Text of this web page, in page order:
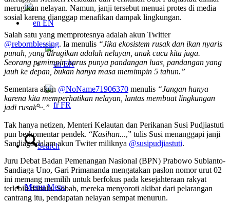
EN
EN
FR
Search
Menu Menu
merugikan nelayan. Namun, janji tersebut menuai protes di media
sosial karena dianggap menafikan dampak lingkungan.
Salah satu yang memprotesnya adalah akun Twitter
@rebornblessing. Ia menulis “Jika ekosistem rusak dan ikan nyaris
punah, yang dirugikan adalah nelayan, anak cucu kita juga.
Seorang pemimpin harus punya pandangan luas, pandangan yang
jauh ke depan, bukan hanya masa memimpin 5 tahun.”
Sementara akun @NoName71906370 menulis “Jangan hanya
karena kita memperhatikan nelayan, lantas membuat lingkungan
jadi rusak ~.”
Tak hanya netizen, Menteri Kelautan dan Perikanan Susi Pudjiastuti
pun berkomentar pendek. “Kasihan...,” tulis Susi menanggapi janji
Sandiaga dalam akun Twiter miliknya @susipudjiastuti.
Juru Debat Badan Pemenangan Nasional (BPN) Prabowo Subianto-
Sandiaga Uno, Gari Primananda mengatakan paslon nomor urut 02
ini memang memilih untuk berfokus pada kesejahteraan rakyat
terlebih dahulu. Sebab, mereka menyoroti akibat dari pelarangan
cantrang itu, pendapatan nelayan sempat menurun.